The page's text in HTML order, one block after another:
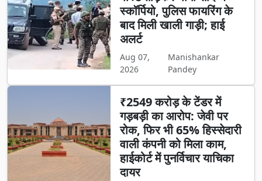
स्कॉर्पियो, पुलिस फायरिंग के
बाद मिली खाली गाड़ी; हाई
अलर्ट
Aug 07,
2026
Manishankar
Pandey
₹2549 करोड़ के टेंडर में
गड़बड़ी का आरोप: जेवी पर
रोक, फिर भी 65% हिस्सेदारी
वाली कंपनी को मिला काम,
हाईकोर्ट में पुनर्विचार याचिका
दायर